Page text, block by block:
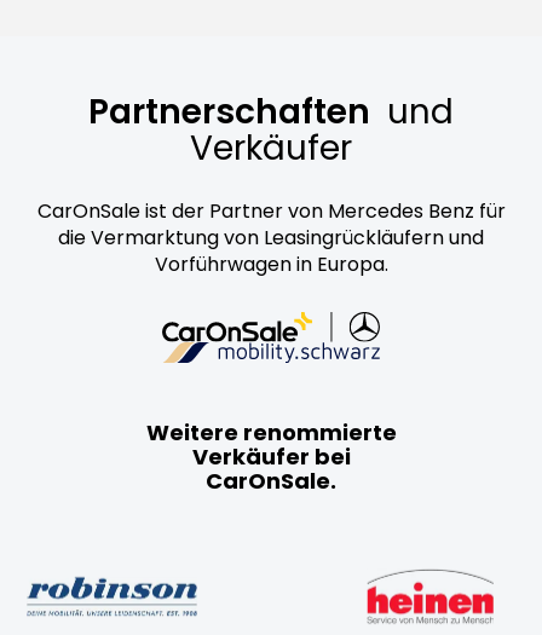
Partnerschaften und
Verkäufer
CarOnSale ist der Partner von Mercedes Benz für
die Vermarktung von Leasingrückläufern und
Vorführwagen in Europa.
Weitere renommierte
Verkäufer bei
CarOnSale.